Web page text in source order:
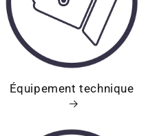
Équipement technique